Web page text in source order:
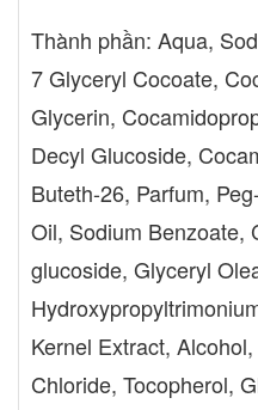
Thành phần: Aqua,
7 Glyceryl Cocoate,
Glycerin,
Decyl Glucoside,
Buteth-26, Parfum,
Oil, Sodium Benzoate,
glucoside, Glyceryl
Kernel Extract,
Chloride, Tocopherol,